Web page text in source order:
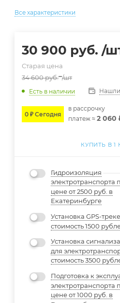
Все характеристики
30 900 руб. /
Старая цена
34 600руб. /шт
Есть в наличии
0 ₽ Сегодня
в расcрочку
платеж ≈ 2 060
КУПИТЬ В 1
Гидроизоляция
электротранспорта
цене от 2500 руб. в
Екатеринбурге
Установка GPS-
стоимость 1500
Установка
для
стоимость 3500
Подготовка к
электротранспорта
цене от 1000 руб. в